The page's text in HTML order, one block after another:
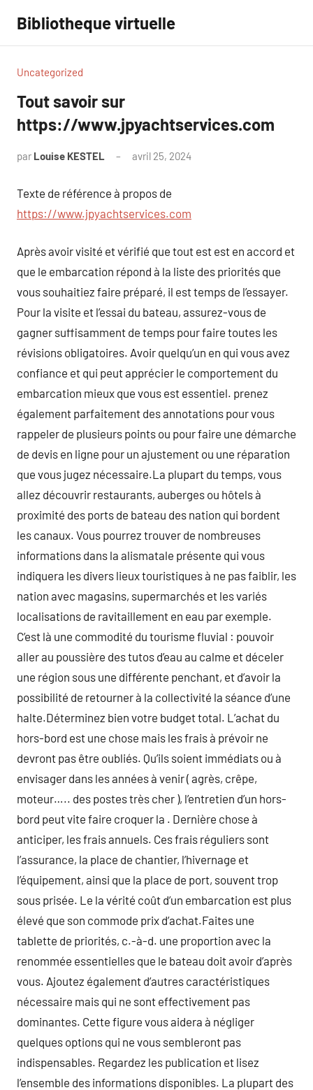
contenu
Bibliotheque virtuelle
Uncategorized
Tout savoir sur
https://www.jpyachtservices.com
par Louise KESTEL avril 25, 2024
Texte de référence à propos de
https://www.jpyachtservices.com
Après avoir visité et vérifié que tout est est en accord et
que le embarcation répond à la liste des priorités que
vous souhaitiez faire préparé, il est temps de l’essayer.
Pour la visite et l’essai du bateau, assurez-vous de
gagner suffisamment de temps pour faire toutes les
révisions obligatoires. Avoir quelqu’un en qui vous avez
confiance et qui peut apprécier le comportement du
embarcation mieux que vous est essentiel. prenez
également parfaitement des annotations pour vous
rappeler de plusieurs points ou pour faire une démarche
de devis en ligne pour un ajustement ou une réparation
que vous jugez nécessaire.La plupart du temps, vous
allez découvrir restaurants, auberges ou hôtels à
proximité des ports de bateau des nation qui bordent
les canaux. Vous pourrez trouver de nombreuses
informations dans la alismatale présente qui vous
indiquera les divers lieux touristiques à ne pas faiblir, les
nation avec magasins, supermarchés et les variés
localisations de ravitaillement en eau par exemple.
C’est là une commodité du tourisme fluvial : pouvoir
aller au poussière des tutos d’eau au calme et déceler
une région sous une différente penchant, et d’avoir la
possibilité de retourner à la collectivité la séance d’une
halte.Déterminez bien votre budget total. L’achat du
hors-bord est une chose mais les frais à prévoir ne
devront pas être oubliés. Qu’ils soient immédiats ou à
envisager dans les années à venir ( agrès, crêpe,
moteur….. des postes très cher ), l’entretien d’un hors-
bord peut vite faire croquer la . Dernière chose à
anticiper, les frais annuels. Ces frais réguliers sont
l’assurance, la place de chantier, l’hivernage et
l’équipement, ainsi que la place de port, souvent trop
sous prisée. Le la vérité coût d’un embarcation est plus
élevé que son commode prix d’achat.Faites une
tablette de priorités, c.-à-d. une proportion avec la
renommée essentielles que le bateau doit avoir d’après
vous. Ajoutez également d’autres caractéristiques
nécessaire mais qui ne sont effectivement pas
dominantes. Cette figure vous aidera à négliger
quelques options qui ne vous sembleront pas
indispensables. Regardez les publication et lisez
l’ensemble des informations disponibles. La plupart des